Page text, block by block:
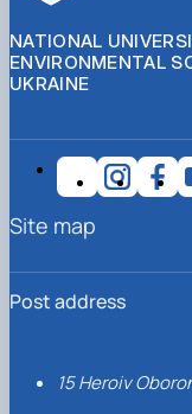
NATIONAL
ENVIRONMENTAL
UKRAINE
Post address
15 Heroiv
Site map